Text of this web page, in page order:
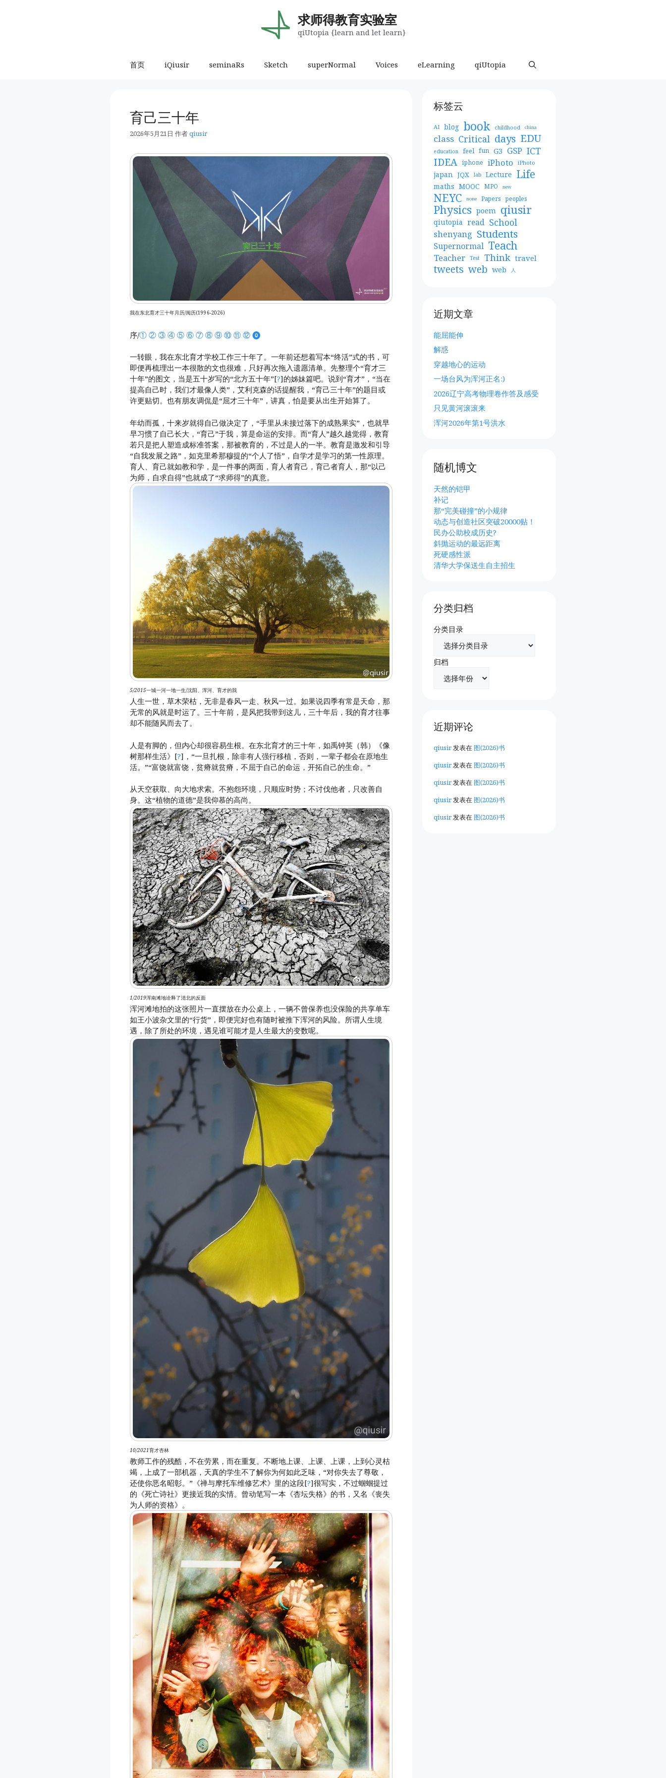
求师得教育实验室
qiUtopia {learn and let learn}
首页 iQiusir seminaRs Sketch superNormal Voices eLearning qiUtopia
育己三十年
2026年5月21日 作者qiusir
我在东北育才三十年月历/阅历(1996-2026)
序/① ② ③ ④ ⑤ ⑥ ⑦ ⑧ ⑨ ⑩ ⑪ ⑫ ⓿
一转眼，我在东北育才学校工作三十年了。一年前还想着写本“终活”式的书，可
即便再梳理出一本很散的文也很难，只好再次拖入遗愿清单。先整理个“育才三
十年”的图文，当是五十岁写的“北方五十年”[?]的姊妹篇吧。说到“育才”，“当在
提高自己时，我们才最像人类”，艾利克森的话提醒我，“育己三十年”的题目或
许更贴切。也有朋友调侃是“屈才三十年”，讲真，怕是要从出生开始算了。
年幼而孤，十来岁就得自己做决定了，“手里从未接过落下的成熟果实”，也就早
早习惯了自己长大，“育己”于我，算是命运的安排。而“育人”越久越觉得，教育
若只是把人塑造成标准答案，那被教育的，不过是人的一半。教育是激发和引导
“自我发展之路”，如克里希那穆提的“个人了悟”，自学才是学习的第一性原理。
育人、育己就如教和学，是一件事的两面，育人者育己，育己者育人，那“以己
为师，自求自得”也就成了“求师得”的真意。
5/2015一城一河一地一生/沈阳、浑河、育才的我
人生一世，草木荣枯，无非是春风一走、秋风一过。如果说四季有常是天命，那
无常的风就是时运了。三十年前，是风把我带到这儿，三十年后，我的育才往事
却不能随风而去了。
人是有脚的，但内心却很容易生根。在东北育才的三十年，如禹钟英（韩）《像
树那样生活》[?]，“一旦扎根，除非有人强行移植，否则，一辈子都会在原地生
活。”“富饶就富饶，贫瘠就贫瘠，不屈于自己的命运，开拓自己的生命。”
从天空获取、向大地求索。不抱怨环境，只顺应时势；不讨伐他者，只改善自
身。这“植物的道德”是我仰慕的高尚。
1/2019浑南滩地诠释了清北的反面
浑河滩地拍的这张照片一直摆放在办公桌上，一辆不曾保养也没保险的共享单车
如王小波杂文里的“行货”，即便完好也有随时被推下浑河的风险。所谓人生境
遇，除了所处的环境，遇见谁可能才是人生最大的变数呢。
10/2021育才杏林
教师工作的残酷，不在劳累，而在重复。不断地上课、上课、上课，上到心灵枯
竭，上成了一部机器，天真的学生不了解你为何如此乏味，“对你失去了尊敬，
还使你恶名昭彰。”《禅与摩托车维修艺术》里的这段[?]很写实，不过蝈蝈提过
的《死亡诗社》更接近我的实情。曾动笔写一本《杏坛失格》的书，又名《丧失
为人师的资格》。
标签云
AI blog book childhood china
class Critical days EDU
education feel fun G3 GSP ICT
IDEA iphone iPhoto iPhoto
japan JQX lab Lecture Life
maths MOOC MPO new
NEYC none Papers peoples
Physics poem qiusir
qiutopia read School
shenyang Students
Supernormal Teach
Teacher Test Think travel
tweets web web 人
近期文章
能屈能伸
解惑
穿越地心的运动
一场台风为浑河正名:)
2026辽宁高考物理卷作答及感受
只见黄河滚滚来
浑河2026年第1号洪水
随机博文
天然的铠甲
补记
那“完美碰撞”的小规律
动态与创造社区突破20000贴！
民办公助校成历史?
斜抛运动的最远距离
死硬感性派
清华大学保送生自主招生
分类归档
分类目录
归档
近期评论
qiusir发表在 图(2026)书
qiusir发表在 图(2026)书
qiusir发表在 图(2026)书
qiusir发表在 图(2026)书
qiusir发表在 图(2026)书